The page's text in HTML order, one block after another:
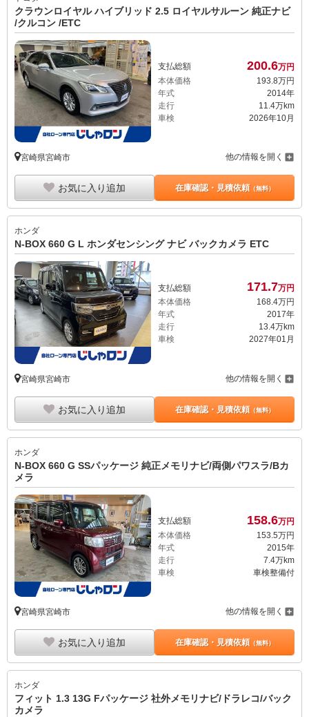
クラウンロイヤル ハイブリッド 2.5 ロイヤルサルーン 純正ナビ
/クルコン /ETC
支払総額 200.6万円
本体価格
193. 8万円
年式
2014年
走行
11.4万km
車検
2026年10月
宮崎県宮崎市 他の情報を開く
お気に入り追加 在庫確認・見積依頼（無料）
ホンダ
N-BOX 660 G L ホンダセンシング ナビ バックカメラ ETC
支払総額 171.7万円
本体価格
168.4万円
年式
2017年
走行
13.4万km
車検
2027年01月
宮崎県宮崎市 他の情報を開く
お気に入り追加 在庫確認・見積依頼（無料）
ホンダ
N-BOX 660 G SSパッケージ 純正メモリナビ/両側パワスラ/Bカ
メラ
支払総額 158.6万円
本体価格
153. 5万円
年式
2015年
走行
7.4万km
車検
車検整備付
宮崎県宮崎市 他の情報を開く
お気に入り追加 在庫確認・見積依頼（無料）
ホンダ
フィット 1.3 13G Fパッケージ 社外メモリナビ/ドラレコ/バック
カメラ